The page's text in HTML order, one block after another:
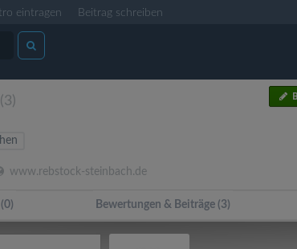
eintragen Beitrag schreiben
(3)
www.rebstock-steinbach.de
Bewertungen & Beiträge (3)